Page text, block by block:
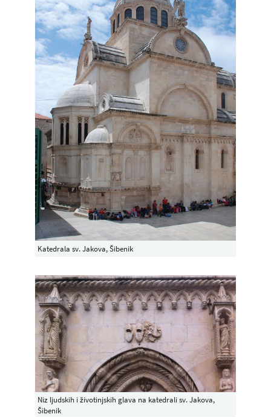
Katedrala sv. Jakova, Šibenik
Niz ljudskih i životinjskih glava na katedrali sv. Jakova,
Šibenik